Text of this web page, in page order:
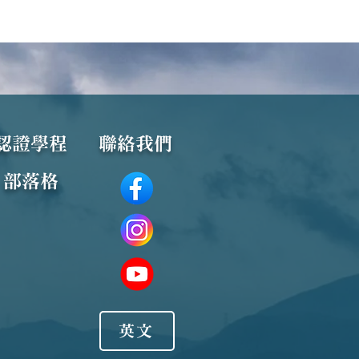
語之路：從零開始，我
法闖過三大魔王
證學程
​部落格
聯絡我們
英文